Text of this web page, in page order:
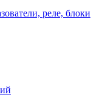
реле, блоки